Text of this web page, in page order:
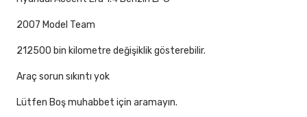
2007 Model Team
212500 bin kilometre değişiklik gösterebilir.
Araç sorun sıkıntı yok
Lütfen Boş muhabbet için aramayın.